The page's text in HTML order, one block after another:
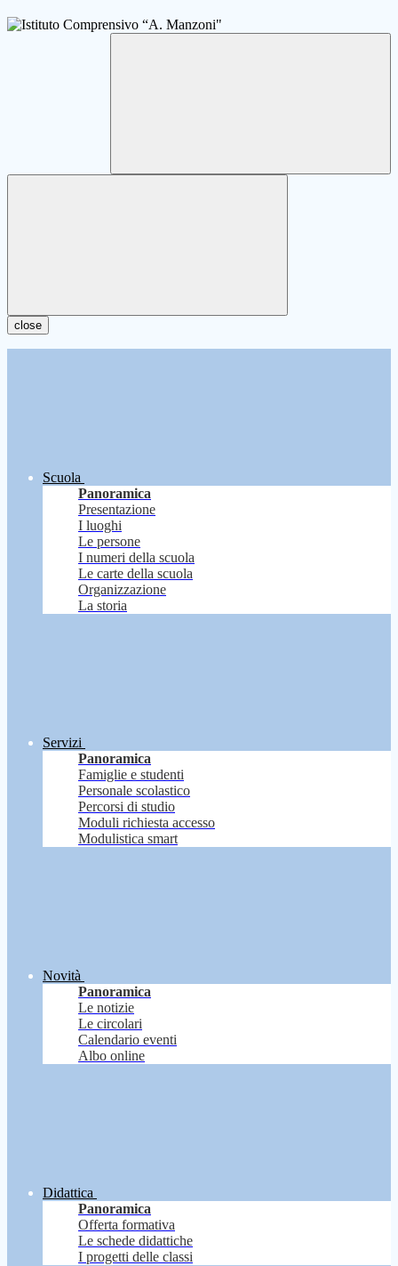
close
Scuola
Panoramica
Presentazione
I luoghi
Le persone
I numeri della scuola
Le carte della scuola
Organizzazione
La storia
Servizi
Panoramica
Famiglie e studenti
Personale scolastico
Percorsi di studio
Moduli richiesta accesso
Modulistica smart
Novità
Panoramica
Le notizie
Le circolari
Calendario eventi
Albo online
Didattica
Panoramica
Offerta formativa
Le schede didattiche
I progetti delle classi